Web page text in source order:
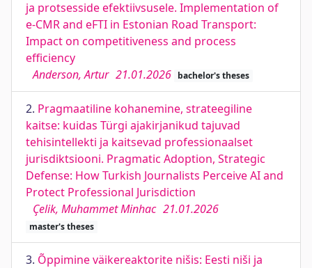
ja protsesside efektiivsusele. Implementation of
e-CMR and eFTI in Estonian Road Transport:
Impact on competitiveness and process
efficiency
Anderson, Artur 21.01.2026 bachelor's theses
2. Pragmaatiline kohanemine, strateegiline
kaitse: kuidas Türgi ajakirjanikud tajuvad
tehisintellekti ja kaitsevad professionaalset
jurisdiktsiooni. Pragmatic Adoption, Strategic
Defense: How Turkish Journalists Perceive AI and
Protect Professional Jurisdiction
Çelik, Muhammet Minhac 21.01.2026
master's theses
3. Õppimine väikereaktorite nišis: Eesti niši ja